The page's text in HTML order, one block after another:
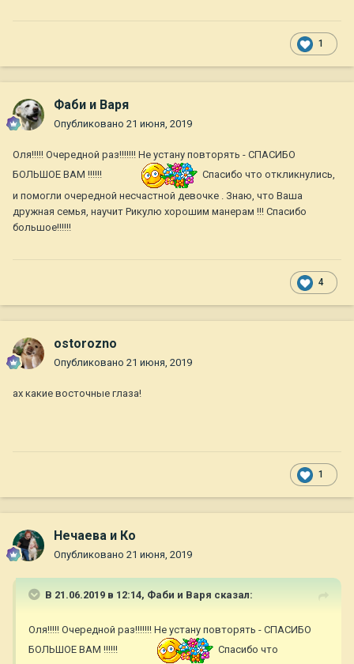
1
Фаби и Варя
Опубликовано 21 июня, 2019
Оля!!!!! Очередной раз!!!!!!! Не устану повторять - СПАСИБО
БОЛЬШОЕ ВАМ !!!!!!
Спасибо что откликнулись,
и помогли очередной несчастной девочке . Знаю, что Ваша
дружная семья, научит Рикулю хорошим манерам !!! Спасибо
большое!!!!!!
4
ostorozno
Опубликовано 21 июня, 2019
ах какие восточные глаза!
1
Нечаева и Ко
Опубликовано 21 июня, 2019
В 21.06.2019 в 12:14, Фаби и Варя сказал:
Оля!!!!! Очередной раз!!!!!!! Не устану повторять - СПАСИБО
БОЛЬШОЕ ВАМ !!!!!!
Спасибо что